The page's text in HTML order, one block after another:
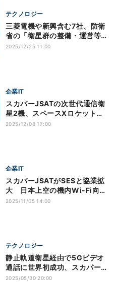
テクノロジー
三菱電機や新興含む7社、防衛
省の「衛星群の整備・運営等事
業」を落札
2025/12/25 11:00
企業IT
スカパーJSATの次世代通信衛
星2機、スペースXロケットで
打ち上げへ
2025/12/08 17:00
企業IT
スカパーJSATがSESと協業拡
大 日本上空の機内Wi-Fi向け
に通信容量増強
2025/11/05 14:00
テクノロジー
静止軌道衛星経由で5Gビデオ
通話に世界初成功、スカパー
JSATなど実証
2025/05/30 20:00